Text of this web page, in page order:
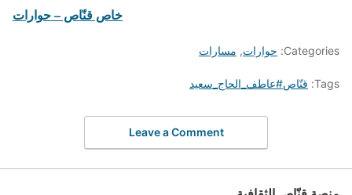
خاص قنّاص – حوارات
Categories: حوارات, مسارات
Tags: قنّاص#عاطف_الحاج_سعيد
Leave a Comment